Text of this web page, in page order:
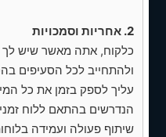
+ תיקון הגעת דוא"ל
במידת הצורך)
✅ ארגון מחדש של
כולל שינוי הטקסט
2. אחריות וסמכויות
כלקוח, אתה מאשר שיש
ולהתחייב לכל הסעיפים
עליך לספק בזמן את כל
הנדרשים בהתאם ללוח
שיתוף פעולה ועמידה